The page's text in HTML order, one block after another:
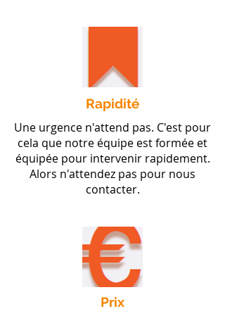
Rapidité
Une urgence n'attend pas. C'est pour
cela que notre équipe est formée et
équipée pour intervenir rapidement.
Alors n'attendez pas pour nous
contacter.
Prix